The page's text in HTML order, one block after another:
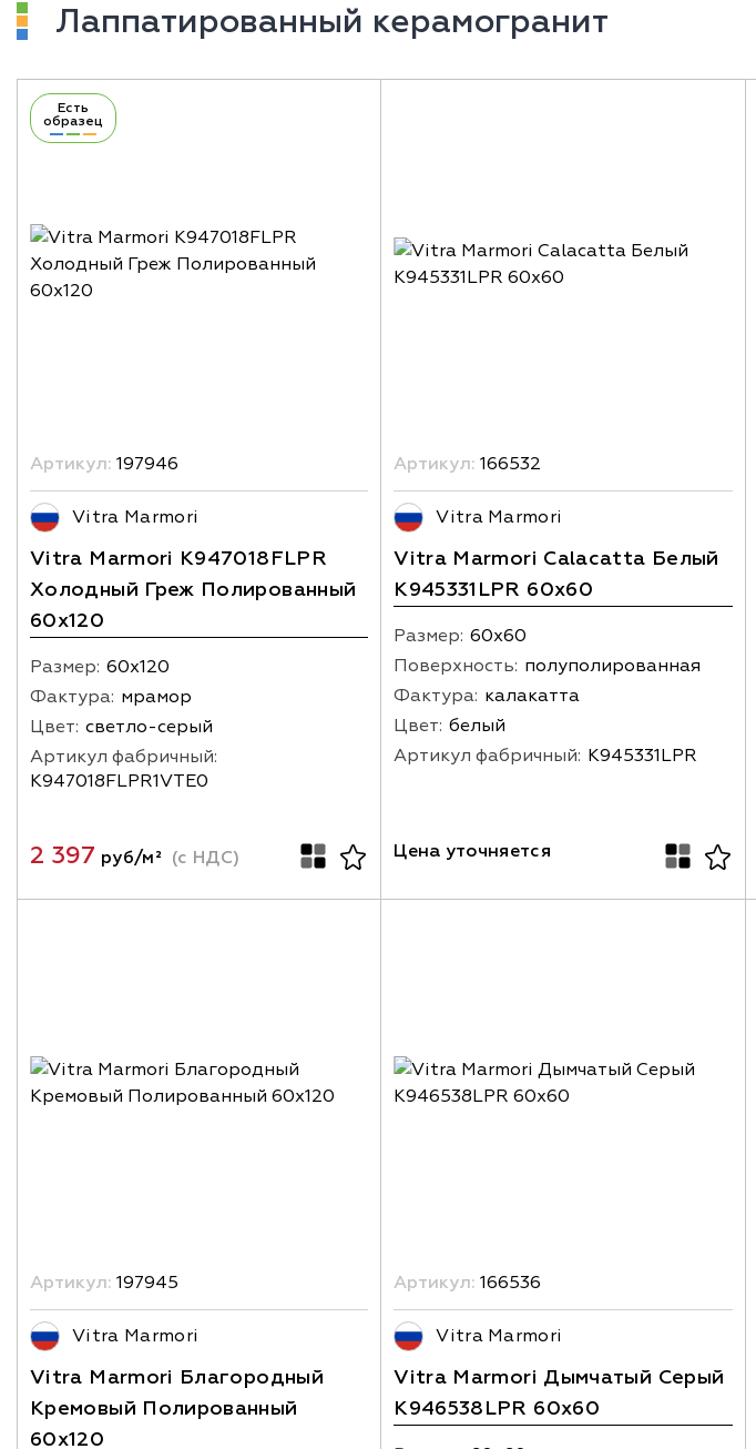
Лаппатированный керамогранит
Есть
образец
Артикул: 197946
Vitra Marmori
Vitra Marmori K947018FLPR
Холодный Греж Полированный
60x120
Размер: 60х120
Фактура: мрамор
Цвет: светло-серый
Артикул фабричный:
K947018FLPR1VTE0
2 397 руб/м² (с НДС)
Артикул: 166532
Vitra Marmori
Vitra Marmori Calacatta Белый
K945331LPR 60x60
Размер: 60х60
Поверхность: полуполированная
Фактура: калакатта
Цвет: белый
Артикул фабричный: K945331LPR
Цена уточняется
Артикул: 197945
Vitra Marmori
Vitra Marmori Благородный
Кремовый Полированный
60x120
Артикул: 166536
Vitra Marmori
Vitra Marmori Дымчатый Серый
K946538LPR 60x60